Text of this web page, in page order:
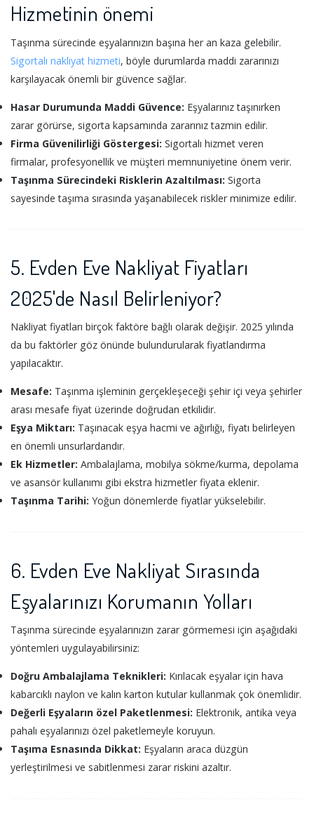
Hizmetinin önemi
Taşınma sürecinde eşyalarınızın başına her an kaza gelebilir.
Sigortalı nakliyat hizmeti, böyle durumlarda maddi zararınızı
karşılayacak önemli bir güvence sağlar.
Hasar Durumunda Maddi Güvence: Eşyalarınız taşınırken
zarar görürse, sigorta kapsamında zararınız tazmin edilir.
Firma Güvenilirliği Göstergesi: Sigortalı hizmet veren
firmalar, profesyonellik ve müşteri memnuniyetine önem verir.
Taşınma Sürecindeki Risklerin Azaltılması: Sigorta
sayesinde taşıma sırasında yaşanabilecek riskler minimize edilir.
5. Evden Eve Nakliyat Fiyatları
2025'de Nasıl Belirleniyor?
Nakliyat fiyatları birçok faktöre bağlı olarak değişir. 2025 yılında
da bu faktörler göz önünde bulundurularak fiyatlandırma
yapılacaktır.
Mesafe: Taşınma işleminin gerçekleşeceği şehir içi veya şehirler
arası mesafe fiyat üzerinde doğrudan etkilidir.
Eşya Miktarı: Taşınacak eşya hacmi ve ağırlığı, fiyatı belirleyen
en önemli unsurlardandır.
Ek Hizmetler: Ambalajlama, mobilya sökme/kurma, depolama
ve asansör kullanımı gibi ekstra hizmetler fiyata eklenir.
Taşınma Tarihi: Yoğun dönemlerde fiyatlar yükselebilir.
6. Evden Eve Nakliyat Sırasında
Eşyalarınızı Korumanın Yolları
Taşınma sürecinde eşyalarınızın zarar görmemesi için aşağıdaki
yöntemleri uygulayabilirsiniz:
Doğru Ambalajlama Teknikleri: Kırılacak eşyalar için hava
kabarcıklı naylon ve kalın karton kutular kullanmak çok önemlidir.
Değerli Eşyaların özel Paketlenmesi: Elektronik, antika veya
pahalı eşyalarınızı özel paketlemeyle koruyun.
Taşıma Esnasında Dikkat: Eşyaların araca düzgün
yerleştirilmesi ve sabitlenmesi zarar riskini azaltır.